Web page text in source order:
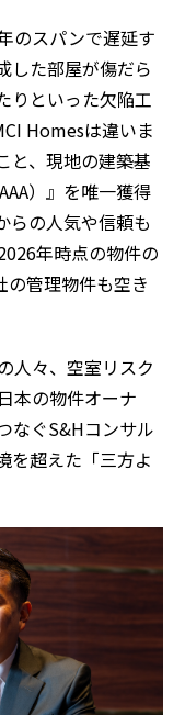
のスパンで遅延す
した部屋が傷だら
りといった欠陥工
Homesは違いま
と、現地の建築基
）』を唯一獲得
らの人気や信頼も
年時点の物件の
の管理物件も空き
人々、空室リスク
本の物件オーナ
なぐS&Hコンサル
を超えた「三方よ